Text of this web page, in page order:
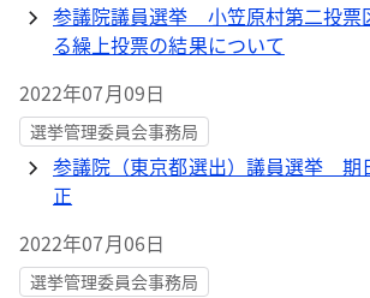
参議院議員選挙 小笠原村第二投票
る繰上投票の結果について
2022年07月09日
選挙管理委員会事務局
参議院（東京都選出）議員選挙 期
正
2022年07月06日
選挙管理委員会事務局